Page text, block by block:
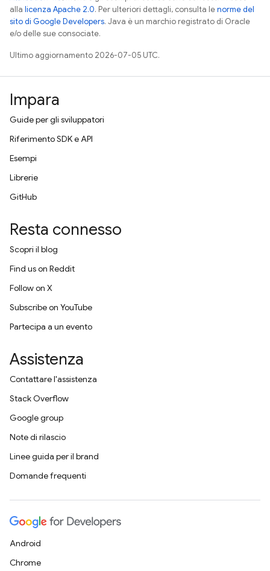
alla licenza Apache 2.0. Per ulteriori dettagli, consulta lenorme del
sito di Google Developers. Java è un marchio registrato di Oracle
e/o delle sue consociate.
Ultimo aggiornamento 2026-07-05 UTC.
Impara
Guide per gli sviluppatori
Riferimento SDK e API
Esempi
Librerie
GitHub
Resta connesso
Scopri il blog
Find us on Reddit
Follow on X
Subscribe on YouTube
Partecipa a un evento
Assistenza
Contattare l'assistenza
Stack Overflow
Google group
Note di rilascio
Linee guida per il brand
Domande frequenti
Android
Chrome